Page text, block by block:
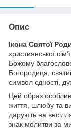
Опис
Ікона Святої
християнської
Божому
Богородиця,
символ єдності,
Цей образ
життя, шлюбу та
дарують на
знак молитви за